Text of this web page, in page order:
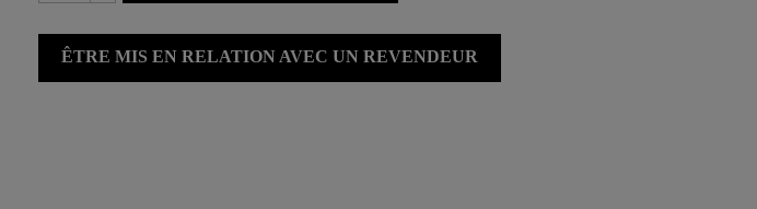
ÊTRE MIS EN RELATION AVEC UN REVENDEUR